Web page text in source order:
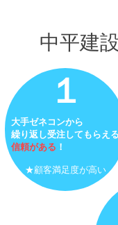
中平建
​１
大手ゼネコンから
繰り返し受注してもらえる
信頼がある ！
​★顧客満足度が高い